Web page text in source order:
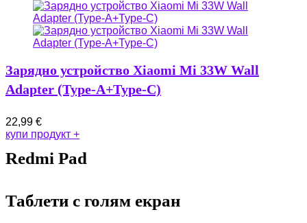
Зарядно устройство Xiaomi Mi 33W Wall
Adapter (Type-A+Type-C)
22,99 €
купи продукт +
Redmi Pad
Таблети с голям екран